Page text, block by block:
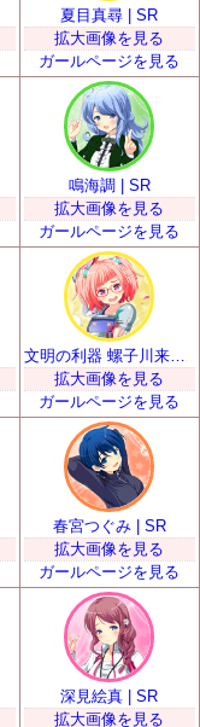
夏目真尋 | SR
拡大画像を見る
ガールページを見る
鳴海調 | SR
拡大画像を見る
ガールページを見る
文明の利器 螺子川来夢 | SR
拡大画像を見る
ガールページを見る
春宮つぐみ | SR
拡大画像を見る
ガールページを見る
深見絵真 | SR
拡大画像を見る